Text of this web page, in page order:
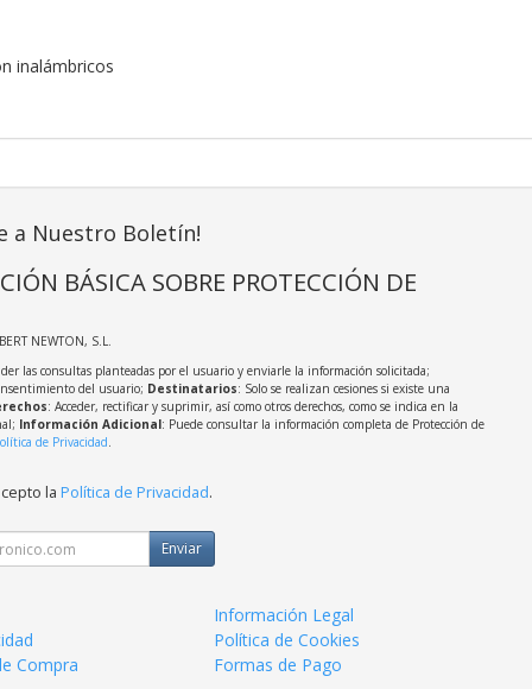
inalámbricos
a Nuestro Boletín!
BÁSICA SOBRE PROTECCIÓN DE
NEWTON, S.L.
las consultas planteadas por el usuario y enviarle la información solicitada;
del usuario; Destinatarios: Solo se realizan cesiones si existe una
: Acceder, rectificar y suprimir, así como otros derechos, como se indica en la
Información Adicional: Puede consultar la información completa de Protección de
de Privacidad.
la Política de Privacidad.
Enviar
Información Legal
Política de Cookies
Compra
Formas de Pago